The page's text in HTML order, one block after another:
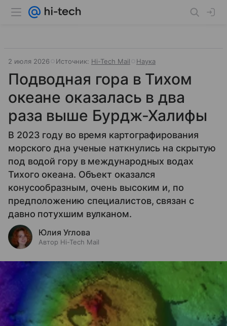
2 июля 2026 Источник: Hi-Tech Mail Наука
Подводная гора в Тихом
океане оказалась в два
раза выше Бурдж-Халифы
В 2023 году во время картографирования
морского дна ученые наткнулись на скрытую
под водой гору в международных водах
Тихого океана. Объект оказался
конусообразным, очень высоким и, по
предположению специалистов, связан с
давно потухшим вулканом.
Юлия Углова
Автор Hi-Tech Mail